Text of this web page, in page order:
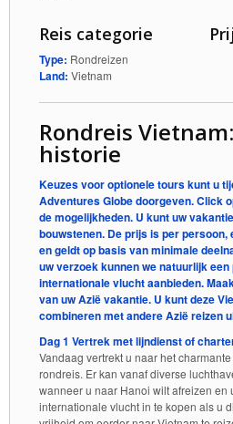
Reis categorie
Type: Rondreizen
Land: Vietnam
Rondreis
historie
Keuzes voor optionele tours kunt u
Adventures Globe doorgeven. Click
de mogelijkheden. U kunt uw
bouwstenen. De prijs is per
en geldt op basis van minimale
uw verzoek kunnen we natuurlijk
internationale vlucht aanbieden.
van uw Azië vakantie. U kunt deze
combineren met andere Azië reizen
​Dag 1 Vertrek met lijndienst of
Vandaag vertrekt u naar het
rondreis. Er kan vanaf diverse
wanneer u naar Hanoi wilt afreizen en
internationale vlucht in te kopen als u